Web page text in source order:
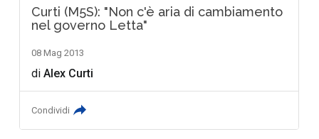
Curti (M5S): "Non c'è aria di cambiamento
nel governo Letta"
08 Mag 2013
diAlex Curti
Condividi